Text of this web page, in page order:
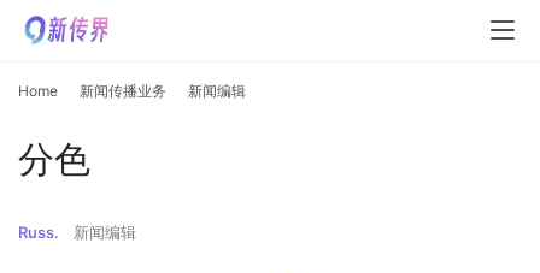
Home 新闻传播业务 新闻编辑
分色
Russ. 新闻编辑